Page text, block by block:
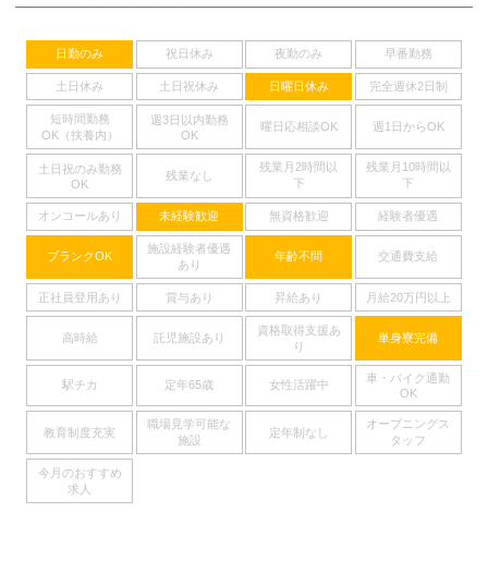
日勤のみ 祝日休み 夜勤のみ 早番勤務
土日休み 土日祝休み 日曜日休み 完全週休2日制
短時間勤務
OK（扶養内）
週3日以内勤務
OK
曜日応相談OK 週1日からOK
土日祝のみ勤務
OK
残業なし
残業月2時間以
下
残業月10時間以
下
オンコールあり 未経験歓迎 無資格歓迎 経験者優遇
ブランクOK
施設経験者優遇
あり
年齢不問 交通費支給
正社員登用あり 賞与あり 昇給あり 月給20万円以上
高時給 託児施設あり
資格取得支援あ
り
単身寮完備
駅チカ 定年65歳 女性活躍中
車・バイク通勤
OK
教育制度充実
職場見学可能な
施設
定年制なし
オープニングス
タッフ
今月のおすすめ
求人